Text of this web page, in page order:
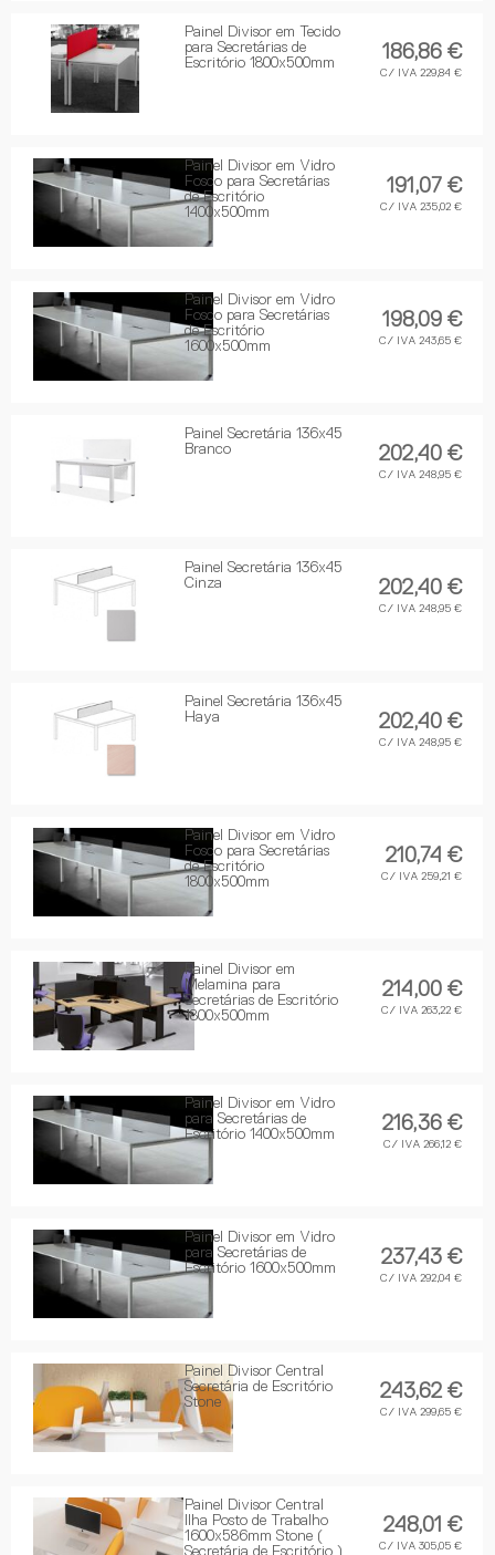
Painel Divisor em Tecido
para Secretárias de
Escritório 1800x500mm
186,86 €
C/ IVA 229,84 €
Painel Divisor em Vidro
Fosco para Secretárias
de Escritório
1400x500mm
191,07 €
C/ IVA 235,02 €
Painel Divisor em Vidro
Fosco para Secretárias
de Escritório
1600x500mm
198,09 €
C/ IVA 243,65 €
Painel Secretária 136x45
Branco
202,40 €
C/ IVA 248,95 €
Painel Secretária 136x45
Cinza
202,40 €
C/ IVA 248,95 €
Painel Secretária 136x45
Haya
202,40 €
C/ IVA 248,95 €
Painel Divisor em Vidro
Fosco para Secretárias
de Escritório
1800x500mm
210,74 €
C/ IVA 259,21 €
Painel Divisor em
Melamina para
Secretárias de Escritório
1800x500mm
214,00 €
C/ IVA 263,22 €
Painel Divisor em Vidro
para Secretárias de
Escritório 1400x500mm
216,36 €
C/ IVA 266,12 €
Painel Divisor em Vidro
para Secretárias de
Escritório 1600x500mm
237,43 €
C/ IVA 292,04 €
Painel Divisor Central
Secretária de Escritório
Stone
243,62 €
C/ IVA 299,65 €
Painel Divisor Central
Ilha Posto de Trabalho
1600x586mm Stone (
Secretária de Escritório )
248,01 €
C/ IVA 305,05 €